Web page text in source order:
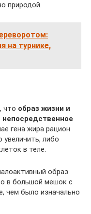
природой.
на турнике,
что образ жизни и
гена жира рацион
увеличить, либо
в теле.
образ
в большой мешок с
чем было изначально